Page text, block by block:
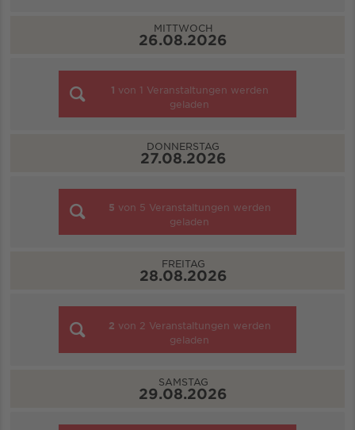
MITTWOCH
26.08.2026
1 von 1 Veranstaltungen werden
geladen
DONNERSTAG
27.08.2026
5 von 5 Veranstaltungen werden
geladen
FREITAG
28.08.2026
2 von 2 Veranstaltungen werden
geladen
SAMSTAG
29.08.2026